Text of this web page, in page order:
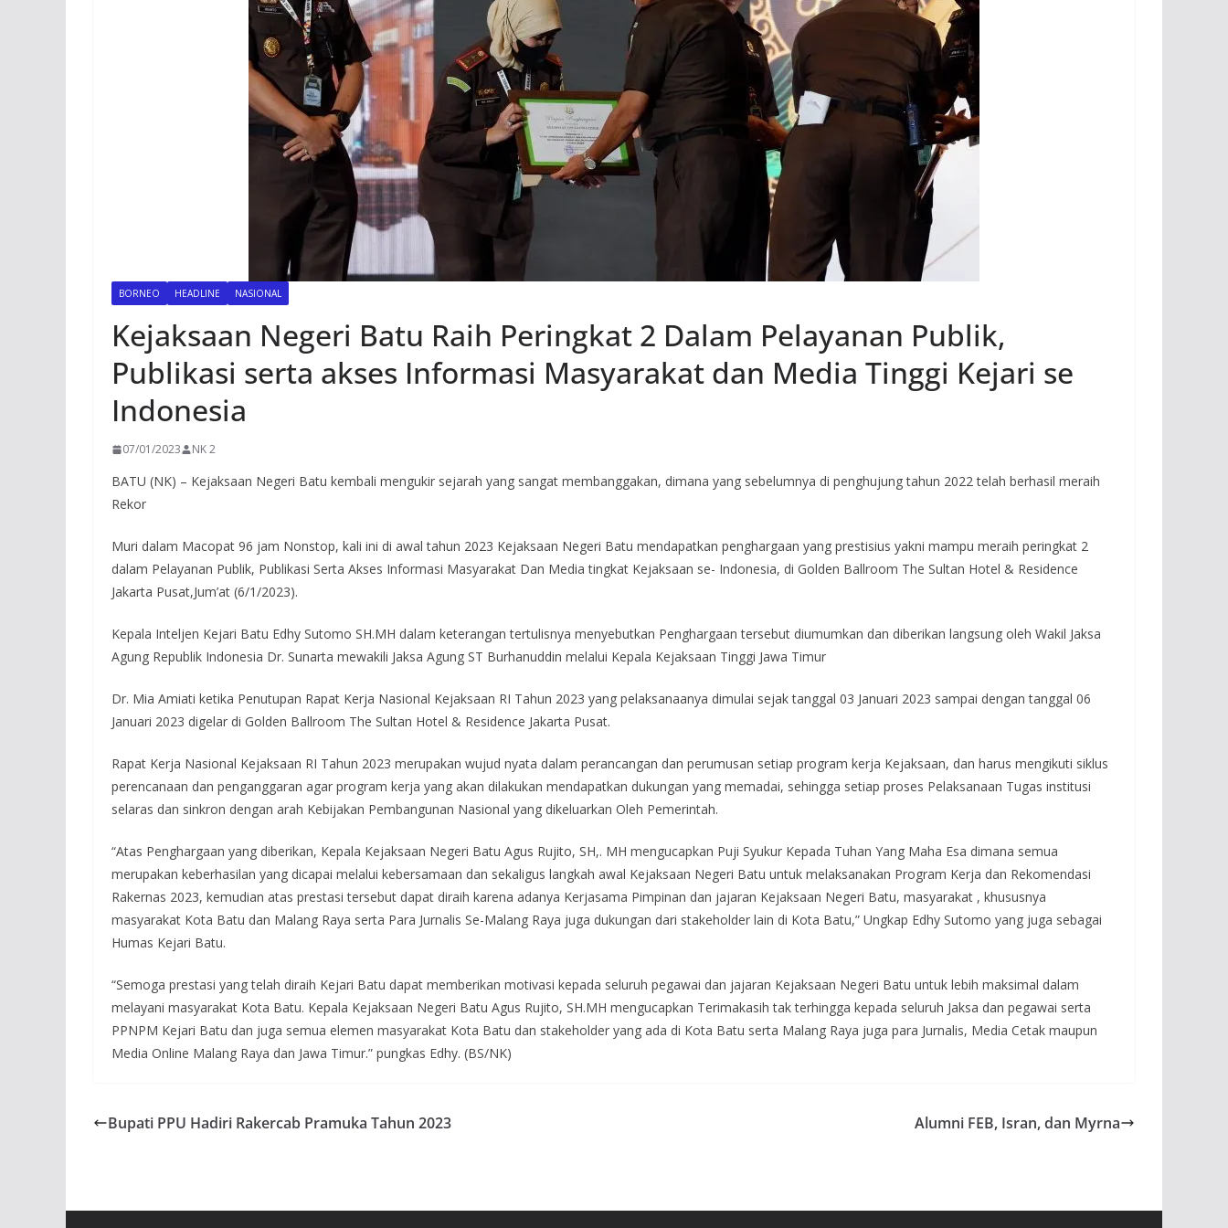
BORNEO HEADLINE NASIONAL
Kejaksaan Negeri Batu Raih Peringkat 2 Dalam Pelayanan Publik,
Publikasi serta akses Informasi Masyarakat dan Media Tinggi Kejari se
Indonesia
07/01/2023 NK 2
BATU (NK) – Kejaksaan Negeri Batu kembali mengukir sejarah yang sangat membanggakan, dimana yang sebelumnya di penghujung tahun 2022 telah berhasil meraih
Rekor
Muri dalam Macopat 96 jam Nonstop, kali ini di awal tahun 2023 Kejaksaan Negeri Batu mendapatkan penghargaan yang prestisius yakni mampu meraih peringkat 2
dalam Pelayanan Publik, Publikasi Serta Akses Informasi Masyarakat Dan Media tingkat Kejaksaan se- Indonesia, di Golden Ballroom The Sultan Hotel & Residence
Jakarta Pusat,Jum’at (6/1/2023).
Kepala Inteljen Kejari Batu Edhy Sutomo SH.MH dalam keterangan tertulisnya menyebutkan Penghargaan tersebut diumumkan dan diberikan langsung oleh Wakil Jaksa
Agung Republik Indonesia Dr. Sunarta mewakili Jaksa Agung ST Burhanuddin melalui Kepala Kejaksaan Tinggi Jawa Timur
Dr. Mia Amiati ketika Penutupan Rapat Kerja Nasional Kejaksaan RI Tahun 2023 yang pelaksanaanya dimulai sejak tanggal 03 Januari 2023 sampai dengan tanggal 06
Januari 2023 digelar di Golden Ballroom The Sultan Hotel & Residence Jakarta Pusat.
Rapat Kerja Nasional Kejaksaan RI Tahun 2023 merupakan wujud nyata dalam perancangan dan perumusan setiap program kerja Kejaksaan, dan harus mengikuti siklus
perencanaan dan penganggaran agar program kerja yang akan dilakukan mendapatkan dukungan yang memadai, sehingga setiap proses Pelaksanaan Tugas institusi
selaras dan sinkron dengan arah Kebijakan Pembangunan Nasional yang dikeluarkan Oleh Pemerintah.
“Atas Penghargaan yang diberikan, Kepala Kejaksaan Negeri Batu Agus Rujito, SH,. MH mengucapkan Puji Syukur Kepada Tuhan Yang Maha Esa dimana semua
merupakan keberhasilan yang dicapai melalui kebersamaan dan sekaligus langkah awal Kejaksaan Negeri Batu untuk melaksanakan Program Kerja dan Rekomendasi
Rakernas 2023, kemudian atas prestasi tersebut dapat diraih karena adanya Kerjasama Pimpinan dan jajaran Kejaksaan Negeri Batu, masyarakat , khususnya
masyarakat Kota Batu dan Malang Raya serta Para Jurnalis Se-Malang Raya juga dukungan dari stakeholder lain di Kota Batu,” Ungkap Edhy Sutomo yang juga sebagai
Humas Kejari Batu.
“Semoga prestasi yang telah diraih Kejari Batu dapat memberikan motivasi kepada seluruh pegawai dan jajaran Kejaksaan Negeri Batu untuk lebih maksimal dalam
melayani masyarakat Kota Batu. Kepala Kejaksaan Negeri Batu Agus Rujito, SH.MH mengucapkan Terimakasih tak terhingga kepada seluruh Jaksa dan pegawai serta
PPNPM Kejari Batu dan juga semua elemen masyarakat Kota Batu dan stakeholder yang ada di Kota Batu serta Malang Raya juga para Jurnalis, Media Cetak maupun
Media Online Malang Raya dan Jawa Timur.” pungkas Edhy. (BS/NK)
Bupati PPU Hadiri Rakercab Pramuka Tahun 2023 Alumni FEB, Isran, dan Myrna